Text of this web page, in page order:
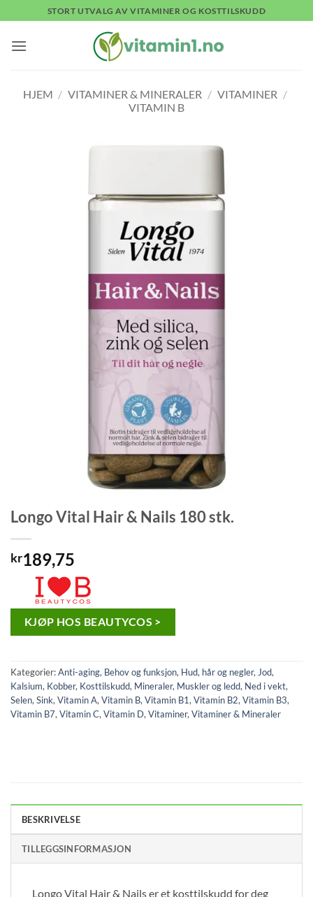
to
content
STORT UTVALG AV VITAMINER OG KOSTTILSKUDD
HJEM / VITAMINER & MINERALER / VITAMINER /
VITAMIN B
Longo Vital Hair & Nails 180 stk.
kr189,75
KJØP HOS BEAUTYCOS >
Kategorier:Anti-aging, Behov og funksjon, Hud, hår og negler,Jod,
Kalsium, Kobber, Kosttilskudd, Mineraler, Muskler og ledd, Ned i vekt,
Selen,Sink,Vitamin A,Vitamin B,Vitamin B1,Vitamin B2,Vitamin B3,
Vitamin B7,Vitamin C,Vitamin D,Vitaminer,Vitaminer & Mineraler
BESKRIVELSE
TILLEGGSINFORMASJON
Longo Vital Hair & Nails er et kosttilskudd for deg